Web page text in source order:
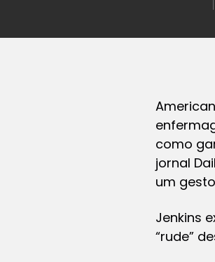
como
jornal
um
Jenkins
“rude”